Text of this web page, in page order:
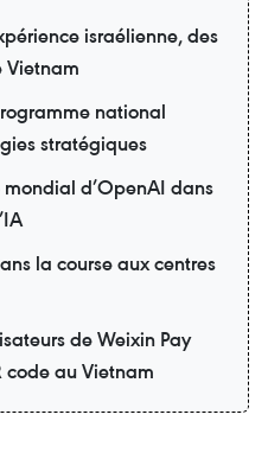
israélienne, des
Vietnam
national
stratégiques
d’OpenAI dans
la course aux centres
de Weixin Pay
code au Vietnam